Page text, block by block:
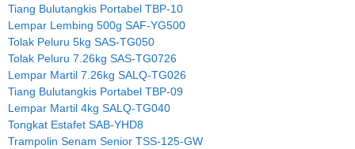
Tiang Bulutangkis Portabel TBP-10
Lempar Lembing 500g SAF-YG500
Tolak Peluru 5kg SAS-TG050
Tolak Peluru 7.26kg SAS-TG0726
Lempar Martil 7.26kg SALQ-TG026
Tiang Bulutangkis Portabel TBP-09
Lempar Martil 4kg SALQ-TG040
Tongkat Estafet SAB-YHD8
Trampolin Senam Senior TSS-125-GW